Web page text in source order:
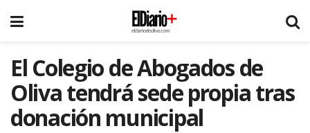
El Colegio de Abogados de
Oliva tendrá sede propia tras
donación municipal